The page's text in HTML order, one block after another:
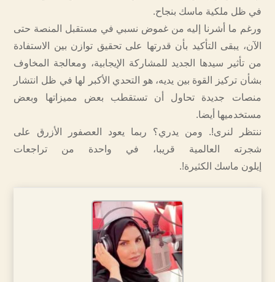
في ظل ملكية ماسك بنجاح.
ورغم ما أشرنا إليه من غموض نسبي في مستقبل المنصة حتى
الآن، يبقى التأكيد بأن قدرتها على تحقيق توازن بين الاستفادة
من تأثير سيدها الجديد للمشاركة الإيجابية، ومعالجة المخاوف
بشأن تركيز القوة بين يديه، هو التحدي الأكبر لها في ظل انتشار
منصات جديدة تحاول أن تستقطب بعض مميزاتها وبعض
مستخدميها أيضا.
ننتظر لنرى!. ومن يدري؟ ربما يعود العصفور الأزرق على
شجرته العالمية قريبا، في واحدة من تراجعات
إيلون ماسك الكثيرة!.